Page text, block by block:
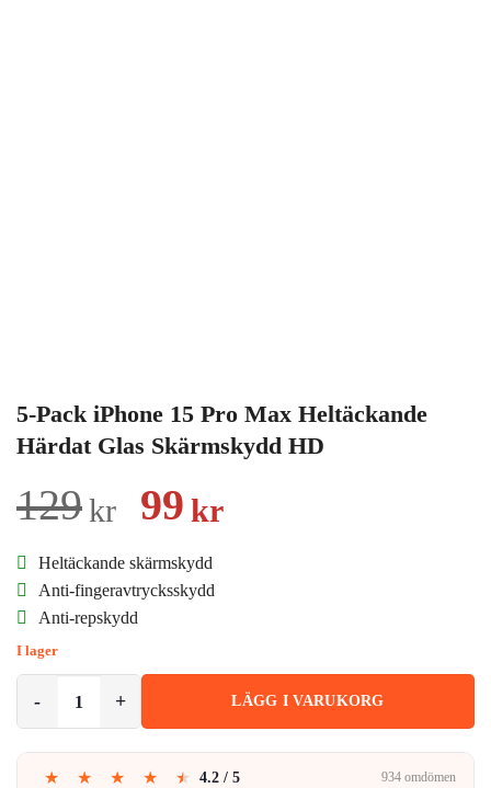
5-Pack iPhone 15 Pro Max Heltäckande
Härdat Glas Skärmskydd HD
129kr
Det
ursprungliga
priset
129kr.
99 krDet
99kr.
Heltäckande skärmskydd
Anti-fingeravtrycksskydd
Anti-repskydd
I lager
LÄGG I VARUKORG
★ ★ ★ ★ ★ 4.2 / 5 934 omdömen